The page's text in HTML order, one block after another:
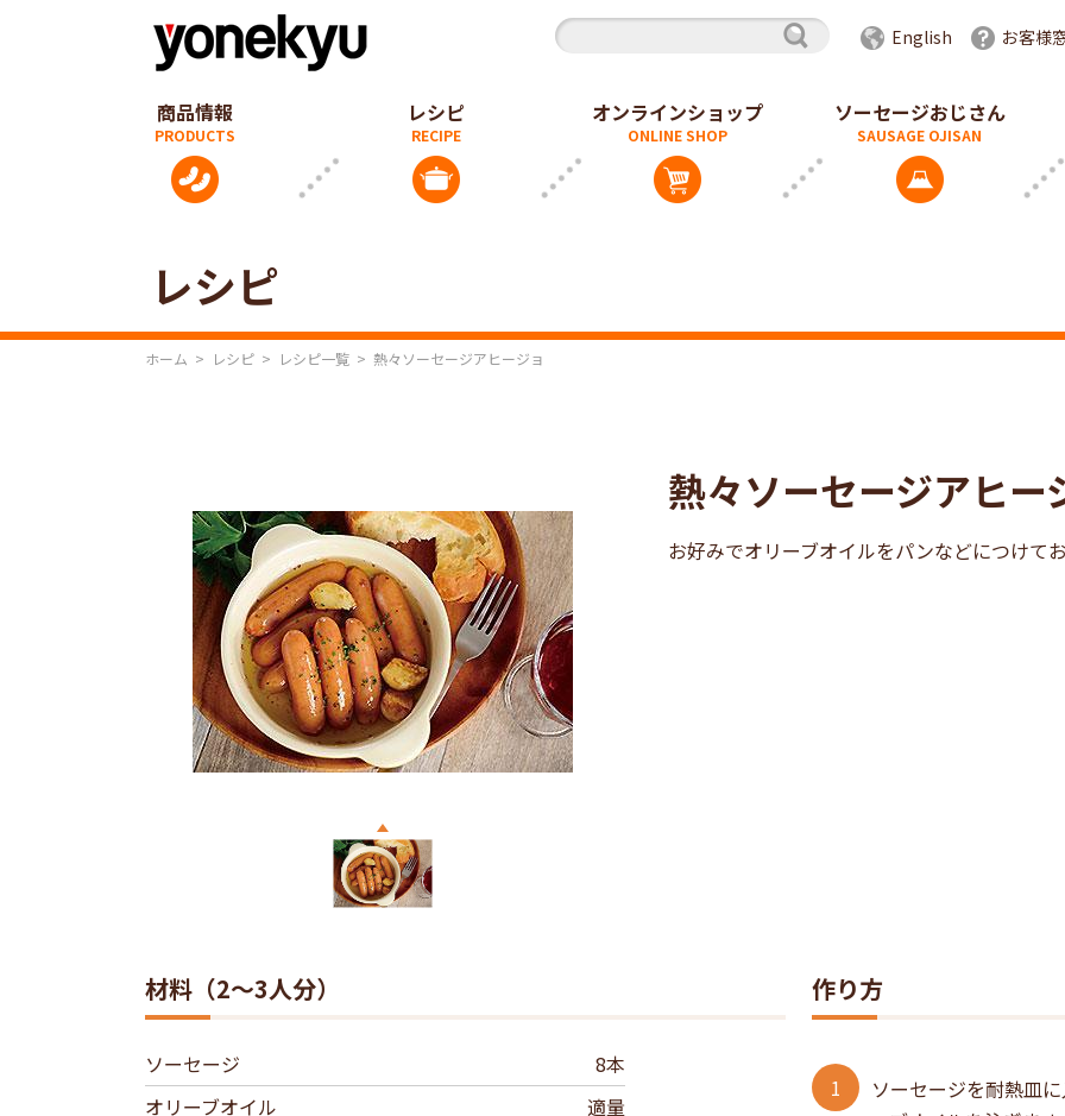
English お客様
商品情報 レシピ オンラインショップ ソーセージおじさん
レシピ
ホーム > レシピ > レシピ一覧 > 熱々ソーセージアヒージョ
熱々ソーセージアヒー
お好みでオリーブオイルをパンなどにつけて
材料（2～3人分）
ソーセージ
8本
オリーブオイル
適量
作り方
ソーセージを耐熱皿